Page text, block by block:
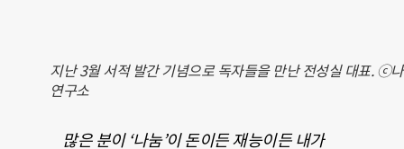
지난 3월 서적 발간 기념으로 독자들을 만난 전성실 대표. ⓒ
연구소
많은 분이 ‘나눔’이 돈이든 재능이든 내가